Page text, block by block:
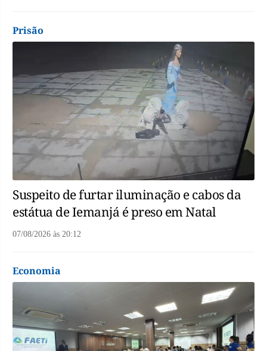
Prisão
Suspeito de furtar iluminação e cabos da
estátua de Iemanjá é preso em Natal
07/08/2026 às 20:12
Economia